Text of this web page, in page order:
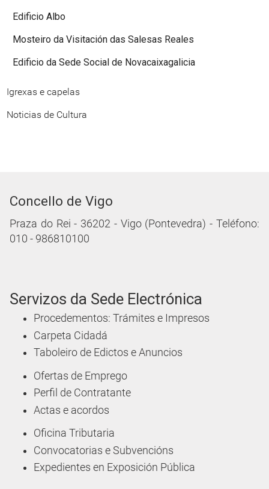
Edificio Albo
Mosteiro da Visitación das Salesas Reales
Edificio da Sede Social de Novacaixagalicia
Igrexas e capelas
Noticias de Cultura
Concello de Vigo
Praza do Rei - 36202 - Vigo (Pontevedra) - Teléfono:
010 - 986810100
Servizos da Sede Electrónica
Procedementos: Trámites e Impresos
Carpeta Cidadá
Taboleiro de Edictos e Anuncios
Ofertas de Emprego
Perfil de Contratante
Actas e acordos
Oficina Tributaria
Convocatorias e Subvencións
Expedientes en Exposición Pública